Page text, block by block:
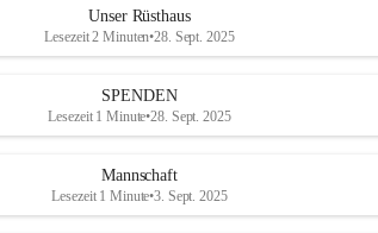
Unser Rüsthaus
Lesezeit 2 Minuten•28. Sept. 2025
SPENDEN
Lesezeit 1 Minute•28. Sept. 2025
Mannschaft
Lesezeit 1 Minute•3. Sept. 2025